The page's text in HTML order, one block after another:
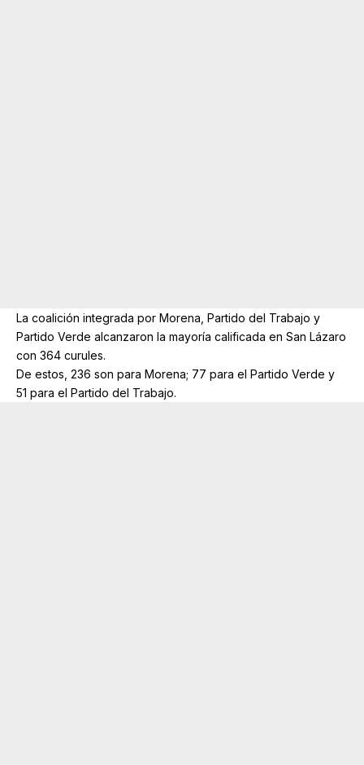
La coalición integrada por Morena, Partido del Trabajo y
Partido Verde alcanzaron la mayoría calificada en San Lázaro
con 364 curules.
De estos, 236 son para Morena; 77 para el Partido Verde y
51 para el Partido del Trabajo.